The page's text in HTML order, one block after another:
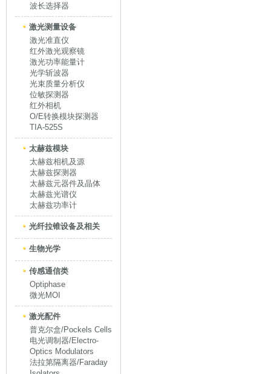
波长选择器
激光测量设备
激光准直仪
红外激光观察镜
激光功率能量计
光学斩波器
光束质量分析仪
位敏探测器
红外相机
O/E转换模块探测器
TIA-525S
太赫兹模块
太赫兹相机及源
太赫兹探测器
太赫兹元器件及晶体
太赫兹光谱仪
太赫兹功率计
光纤拉锥设备及相关
生物光学
传感通信类
Optiphase
微光MOI
激光配件
普克尔盒/Pockels Cells
电光调制器/Electro-
Optics Modulators
法拉第隔离器/Faraday